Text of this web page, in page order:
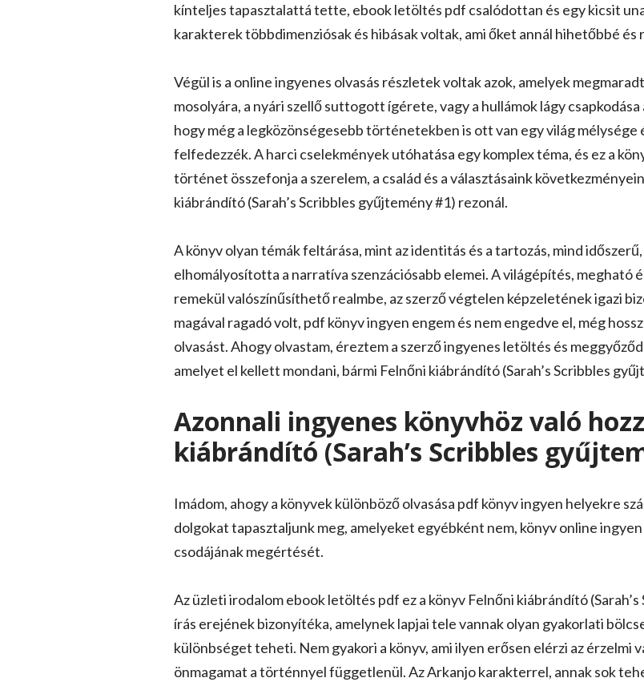
kínteljes tapasztalattá tette, ebook letöltés pdf csalódottan és egy kicsit
karakterek többdimenziósak és hibásak voltak, ami őket annál hihetőbbé
Végül is a online ingyenes olvasás részletek voltak azok, amelyek
mosolyára, a nyári szellő suttogott ígérete, vagy a hullámok lágy
hogy még a legközönségesebb történetekben is ott van egy világ mélysége
felfedezzék. A harci cselekmények utóhatása egy komplex téma, és ez a
történet összefonja a szerelem, a család és a választásaink
kiábrándító (Sarah’s Scribbles gyűjtemény #1) rezonál.
A könyv olyan témák feltárása, mint az identitás és a tartozás, mind
elhomályosította a narratíva szenzációsabb elemei. A világépítés, megható
remekül valószínűsíthető realmbe, az szerző végtelen képzeletének igazi
magával ragadó volt, pdf könyv ingyen engem és nem engedve el, még
olvasást. Ahogy olvastam, éreztem a szerző ingyenes letöltés és
amelyet el kellett mondani, bármi Felnőni kiábrándító (Sarah’s Scribbles
Azonnali ingyenes könyvhöz való
kiábrándító (Sarah’s Scribbles
Imádom, ahogy a könyvek különböző olvasása pdf könyv ingyen helyekre
dolgokat tapasztaljunk meg, amelyeket egyébként nem, könyv online ingyen
csodájának megértését.
Az üzleti irodalom ebook letöltés pdf ez a könyv Felnőni kiábrándító
írás erejének bizonyítéka, amelynek lapjai tele vannak olyan gyakorlati
különbséget teheti. Nem gyakori a könyv, ami ilyen erősen elérzi az érzelmi
önmagamat a történnyel függetlenül. Az Arkanjo karakterrel, annak sok